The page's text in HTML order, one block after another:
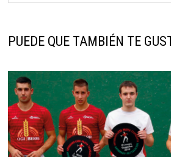
PUEDE QUE TAMBIÉN TE